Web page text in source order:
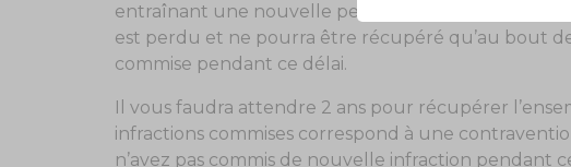
entraînant une nouvelle perte de points. Dans le
est perdu et ne pourra être récupéré qu’au bout
commise pendant ce délai.
Il vous faudra attendre 2 ans pour récupérer
infractions commises correspond à une
n’avez pas commis de nouvelle infraction pendant